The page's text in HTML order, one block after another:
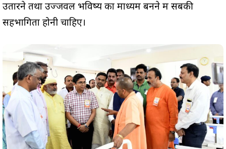
उतारने तथा उज्जवल भविष्य का माध्यम बनने में सबकी
सहभागिता होनी चाहिए।